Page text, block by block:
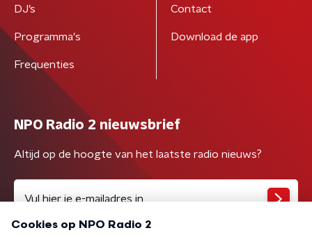
DJ’s
Programma's
Frequenties
Contact
Download de app
NPO Radio 2 nieuwsbrief
Altijd op de hoogte van het laatste radio nieuws?